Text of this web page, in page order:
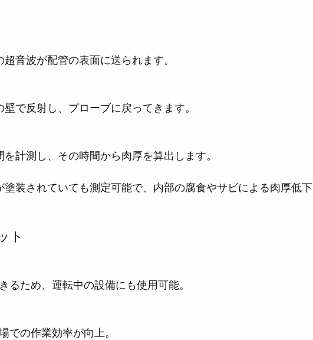
音波が配管の表面に送られます。
で反射し、プローブに戻ってきます。
計測し、その時間から肉厚を算出します。
塗装されていても測定可能で、内部の腐食やサビによる肉厚低下
ト
るため、運転中の設備にも使用可能。
での作業効率が向上。